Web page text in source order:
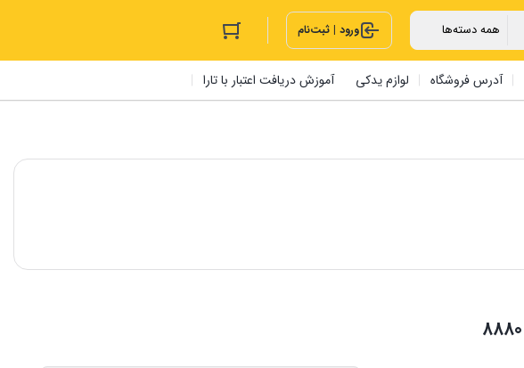
ورود | ثبت‌نام
آدرس فروشگاه لوازم یدکی آموزش دریافت اعتبار با تارا